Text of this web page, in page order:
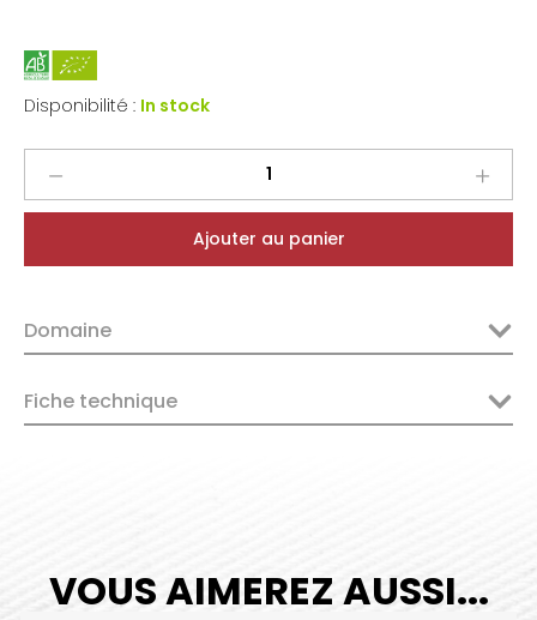
Disponibilité : In stock
Penedès
2022
Ajouter au panier
Domaine
Fiche technique
VOUS AIMEREZ AUSSI...